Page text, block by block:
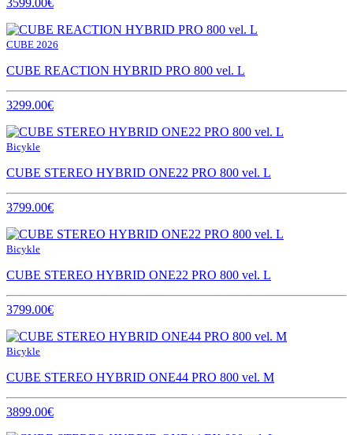
CUBE 2026
CUBE REACTION HYBRID PRO 800 vel. L
3299.00€
Bicykle
CUBE STEREO HYBRID ONE22 PRO 800 vel. L
3799.00€
Bicykle
CUBE STEREO HYBRID ONE22 PRO 800 vel. L
3799.00€
Bicykle
CUBE STEREO HYBRID ONE44 PRO 800 vel. M
3899.00€